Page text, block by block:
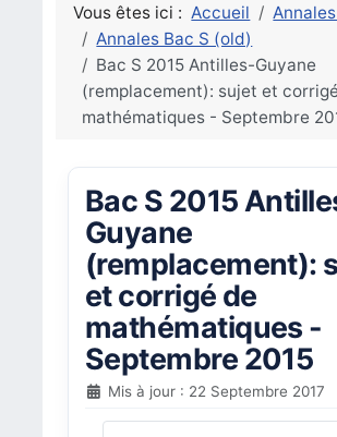
Vous êtes ici : Accueil
Annales Bac S (old)
Bac S 2015 Antilles-Guyane
(remplacement): sujet et
mathématiques - Septembre
Bac S 2015
Guyane
(remplacement):
et corrigé de
mathématiques -
Septembre 2015
Mis à jour : 22 Septembre 2017